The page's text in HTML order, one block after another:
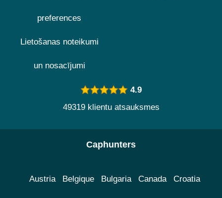
preferences
Lietošanas noteikumi
un nosacījumi
4.9
49319 klientu atsauksmes
Caphunters
Austria Belgique Bulgaria Canada Croatia